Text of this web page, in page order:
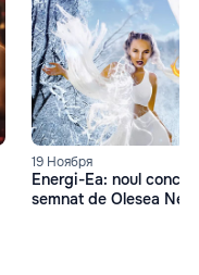
19 Ноября
Energi-Ea: noul
semnat de Olesea